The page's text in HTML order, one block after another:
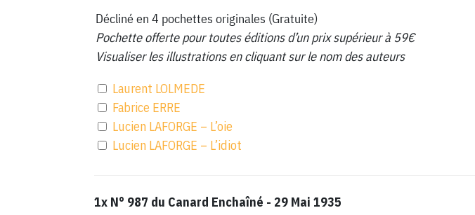
Décliné en 4 pochettes originales (Gratuite)
Pochette offerte pour toutes éditions d’un prix supérieur à 59€
Visualiser les illustrations en cliquant sur le nom des auteurs
Laurent LOLMEDE
Fabrice ERRE
Lucien LAFORGE – L’oie
Lucien LAFORGE – L’idiot
1x N° 987 du Canard Enchaîné - 29 Mai 1935